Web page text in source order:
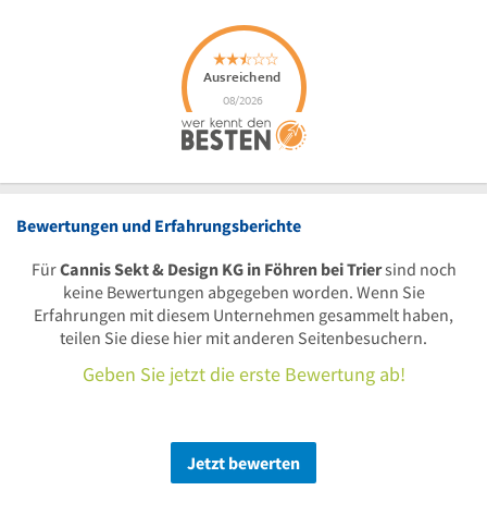
Bewertungen und Erfahrungsberichte
FürCannis Sekt & Design KG in Föhren bei Triersind noch
keine Bewertungen abgegeben worden. Wenn Sie
Erfahrungen mit diesem Unternehmen gesammelt haben,
teilen Sie diese hier mit anderen Seitenbesuchern.
Geben Sie jetzt die erste Bewertung ab!
Jetzt bewerten